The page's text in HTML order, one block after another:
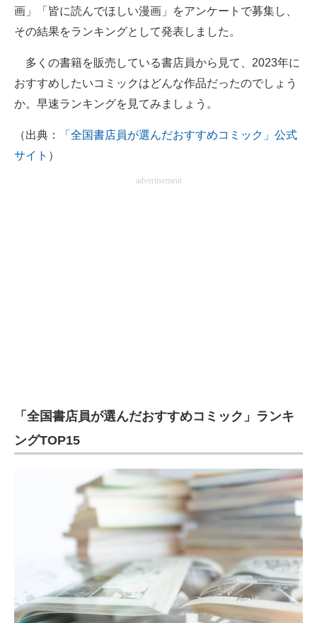
進化するPCとデバイスの未来
好きが集まる 比べて選べる
ビジネスと働き方のヒント
経営リーダーのコミュニティ
電子設計の基本と応用
エネルギーの専門メディア
建設×テクノロジーの最前線
ちょっと気になるネットの話題
画」「皆に読んでほしい漫画」をアンケートで募集し、
その結果をランキングとして発表しました。
多くの書籍を販売している書店員から見て、2023年に
おすすめしたいコミックはどんな作品だったのでしょう
か。早速ランキングを見てみましょう。
（出典：
「全国書店員が選んだおすすめコミック」公式
サイト ）
advertisement
「全国書店員が選んだおすすめコミック」ランキ
ングTOP15